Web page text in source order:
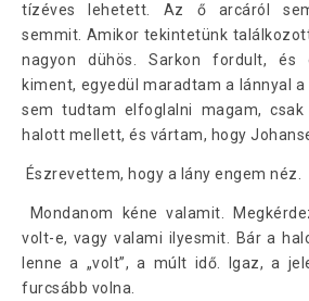
tízéves lehetett. Az ő arcáról
semmit. Amikor tekintetünk
nagyon dühös. Sarkon fordult, és
kiment, egyedül maradtam a lánnyal a
sem tudtam elfoglalni magam,
halott mellett, és vártam, hogy
Észrevettem, hogy a lány engem néz.
Mondanom kéne valamit.
volt-e, vagy valami ilyesmit. Bár a
lenne a „volt”, a múlt idő. Igaz, a
furcsább volna.